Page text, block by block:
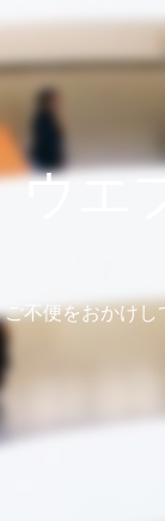
ウエ
ご不便をおかけし